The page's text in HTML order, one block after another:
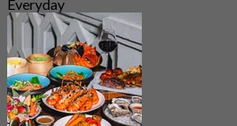
Everyday